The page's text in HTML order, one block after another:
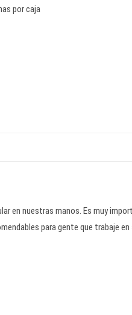
por caja
en nuestras manos. Es muy
para gente que trabaje